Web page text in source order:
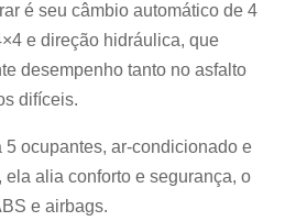
é seu câmbio automático de 4
e direção hidráulica, que
desempenho tanto no asfalto
difíceis.
5 ocupantes, ar-condicionado e
alia conforto e segurança, o
e airbags.